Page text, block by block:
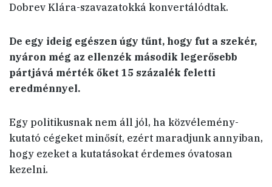
Dobrev Klára-szavazatokká konvertálódtak.
De egy ideig egészen úgy tűnt, hogy fut a szekér,
nyáron még az ellenzék második legerősebb
pártjává mérték őket 15 százalék feletti
eredménnyel.
Egy politikusnak nem áll jól, ha közvélemény-
kutató cégeket minősít, ezért maradjunk annyiban,
hogy ezeket a kutatásokat érdemes óvatosan
kezelni.